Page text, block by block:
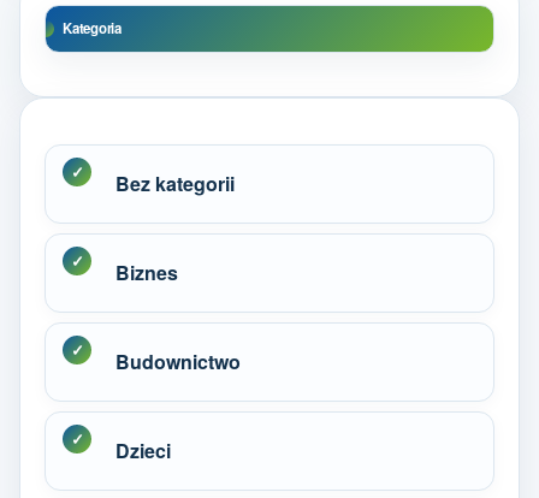
Kategoria
Bez kategorii
Biznes
Budownictwo
Dzieci